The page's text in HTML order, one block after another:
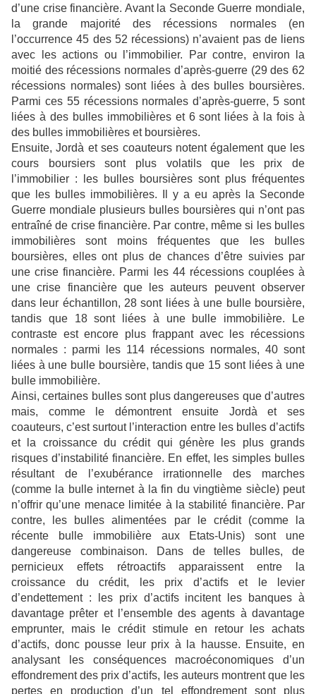
d’une crise financière. Avant la Seconde Guerre mondiale,
la grande majorité des récessions normales (en
l’occurrence 45 des 52 récessions) n’avaient pas de liens
avec les actions ou l’immobilier. Par contre, environ la
moitié des récessions normales d’après-guerre (29 des 62
récessions normales) sont liées à des bulles boursières.
Parmi ces 55 récessions normales d’après-guerre, 5 sont
liées à des bulles immobilières et 6 sont liées à la fois à
des bulles immobilières et boursières.
Ensuite, Jordà et ses coauteurs notent également que les
cours boursiers sont plus volatils que les prix de
l’immobilier : les bulles boursières sont plus fréquentes
que les bulles immobilières. Il y a eu après la Seconde
Guerre mondiale plusieurs bulles boursières qui n’ont pas
entraîné de crise financière. Par contre, même si les bulles
immobilières sont moins fréquentes que les bulles
boursières, elles ont plus de chances d’être suivies par
une crise financière. Parmi les 44 récessions couplées à
une crise financière que les auteurs peuvent observer
dans leur échantillon, 28 sont liées à une bulle boursière,
tandis que 18 sont liées à une bulle immobilière. Le
contraste est encore plus frappant avec les récessions
normales : parmi les 114 récessions normales, 40 sont
liées à une bulle boursière, tandis que 15 sont liées à une
bulle immobilière.
Ainsi, certaines bulles sont plus dangereuses que d’autres
mais, comme le démontrent ensuite Jordà et ses
coauteurs, c’est surtout l’interaction entre les bulles d’actifs
et la croissance du crédit qui génère les plus grands
risques d’instabilité financière. En effet, les simples bulles
résultant de l’exubérance irrationnelle des marches
(comme la bulle internet à la fin du vingtième siècle) peut
n’offrir qu’une menace limitée à la stabilité financière. Par
contre, les bulles alimentées par le crédit (comme la
récente bulle immobilière aux Etats-Unis) sont une
dangereuse combinaison. Dans de telles bulles, de
pernicieux effets rétroactifs apparaissent entre la
croissance du crédit, les prix d’actifs et le levier
d’endettement : les prix d’actifs incitent les banques à
davantage prêter et l’ensemble des agents à davantage
emprunter, mais le crédit stimule en retour les achats
d’actifs, donc pousse leur prix à la hausse. Ensuite, en
analysant les conséquences macroéconomiques d’un
effondrement des prix d’actifs, les auteurs montrent que les
pertes en production d’un tel effondrement sont plus